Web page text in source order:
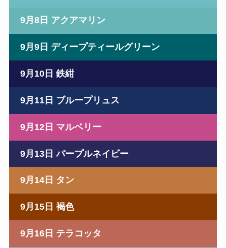
9月8日 アクアマリン
9月9日 ディープティールグリーン
9月10日 鉄紺
9月11日 ブループリュス
9月12日 マルベリー
9月13日 パープルネイビー
9月14日 タン
9月15日 褐色
9月16日 テラコッタ